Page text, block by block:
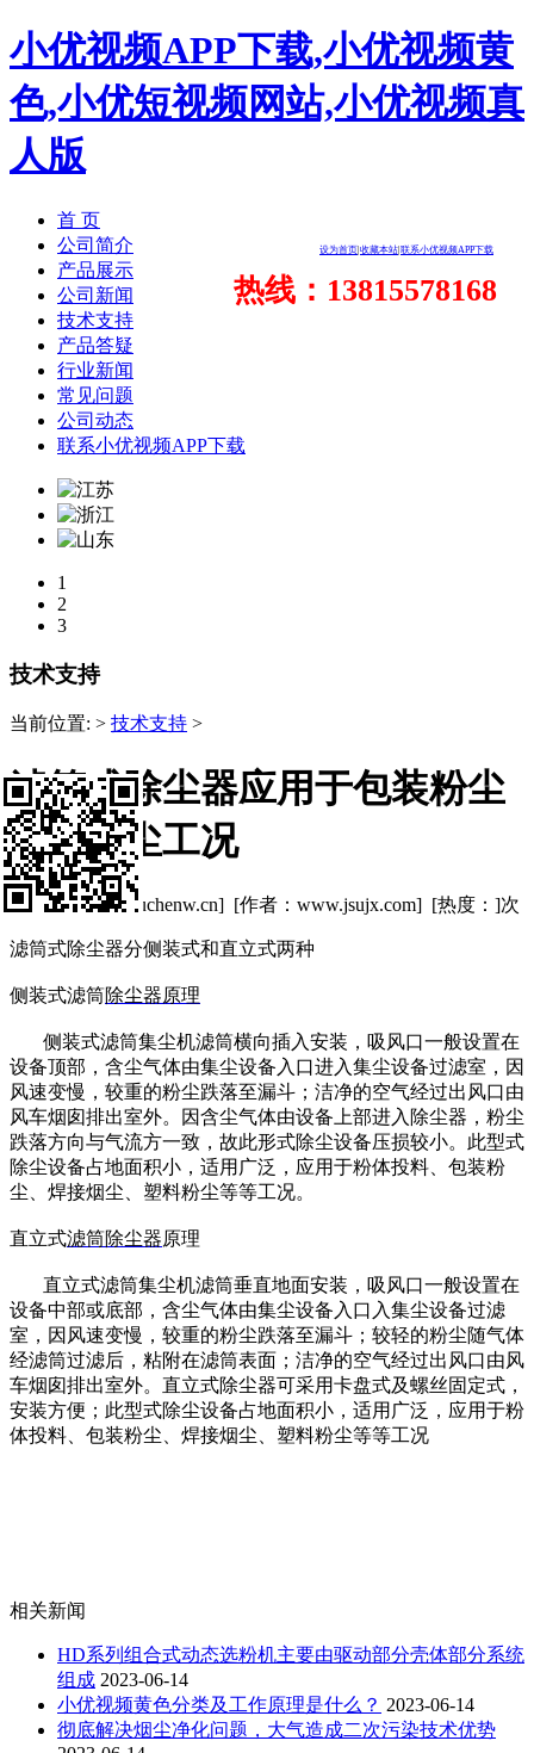
小优视频APP下载,小优视频黄
色,小优短视频网站,小优视频真
人版
设为首页 收藏本站 联系小优视频APP下载
热线：13815578168
首 页
公司简介
产品展示
公司新闻
技术支持
产品答疑
行业新闻
常见问题
公司动态
联系小优视频APP下载
1
2
3
技术支持
当前位置: > 技术支持 >
滤筒式除尘器应用于包装粉尘
塑料粉尘工况
[来源：www.chuchenw.cn] [作者：www.jsujx.com] [热度： ]次
滤筒式除尘器分侧装式和直立式两种
侧装式滤筒除尘器原理
侧装式滤筒集尘机滤筒横向插入安装，吸风口一般设置在
设备顶部，含尘气体由集尘设备入口进入集尘设备过滤室，因
风速变慢，较重的粉尘跌落至漏斗；洁净的空气经过出风口由
风车烟囱排出室外。因含尘气体由设备上部进入除尘器，粉尘
跌落方向与气流方一致，故此形式除尘设备压损较小。此型式
除尘设备占地面积小，适用广泛，应用于粉体投料、包装粉
尘、焊接烟尘、塑料粉尘等等工况。
直立式滤筒除尘器原理
直立式滤筒集尘机滤筒垂直地面安装，吸风口一般设置在
设备中部或底部，含尘气体由集尘设备入口入集尘设备过滤
室，因风速变慢，较重的粉尘跌落至漏斗；较轻的粉尘随气体
经滤筒过滤后，粘附在滤筒表面；洁净的空气经过出风口由风
车烟囱排出室外。直立式除尘器可采用卡盘式及螺丝固定式，
安装方便；此型式除尘设备占地面积小，适用广泛，应用于粉
体投料、包装粉尘、焊接烟尘、塑料粉尘等等工况
相关新闻
HD系列组合式动态选粉机主要由驱动部分壳体部分系统
组成 2023-06-14
小优视频黄色分类及工作原理是什么？ 2023-06-14
彻底解决烟尘净化问题，大气造成二次污染技术优势